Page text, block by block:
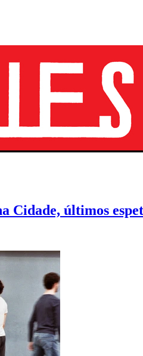
Cidade, últimos